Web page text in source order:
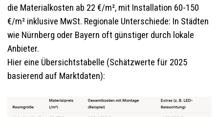
die Materialkosten ab 22 €/m², mit Installation 60-150
€/m² inklusive MwSt. Regionale Unterschiede: In Städten
wie Nürnberg oder Bayern oft günstiger durch lokale
Anbieter.
Hier eine Übersichtstabelle (Schätzwerte für 2025
basierend auf Marktdaten):